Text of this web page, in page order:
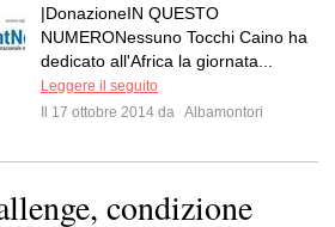
|DonazioneIN QUESTO
NUMERONessuno Tocchi Caino ha
dedicato all'Africa la giornata...
Leggere il seguito
Il 17 ottobre 2014 da Albamontori
condizione